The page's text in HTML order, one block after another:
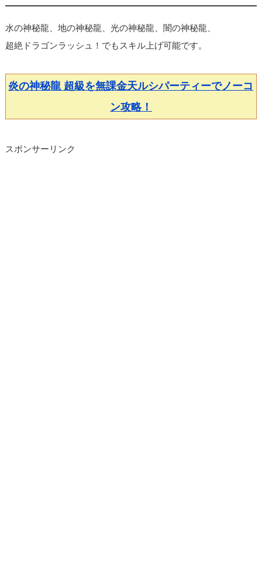
水の神秘龍、地の神秘龍、光の神秘龍、闇の神秘龍、
超絶ドラゴンラッシュ！でもスキル上げ可能です。
炎の神秘龍 超級を無課金天ルシパーティーでノーコ
ン攻略！
スポンサーリンク